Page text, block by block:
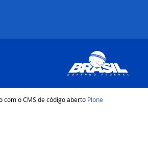
com o CMS de código aberto Plone